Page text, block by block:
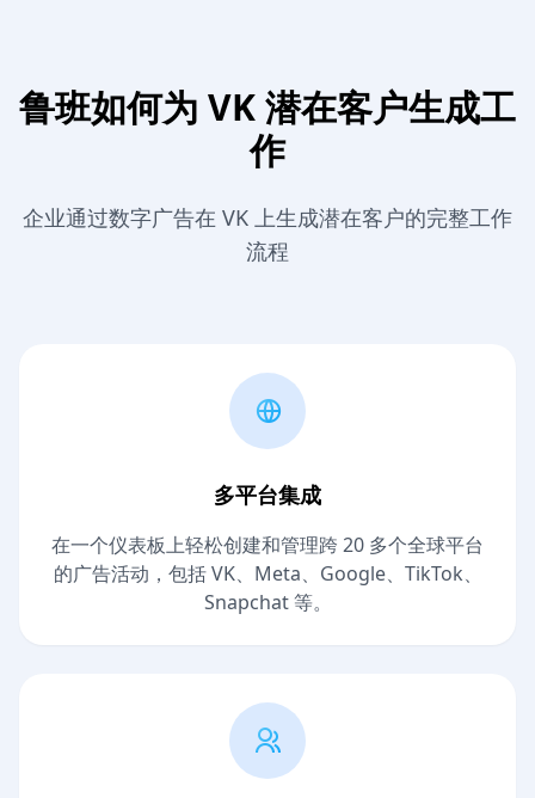
鲁班如何为 VK 潜在客户生成工
作
企业通过数字广告在 VK 上生成潜在客户的完整工作
流程
多平台集成
在一个仪表板上轻松创建和管理跨 20 多个全球平台
的广告活动，包括 VK、Meta、Google、TikTok、
Snapchat 等。